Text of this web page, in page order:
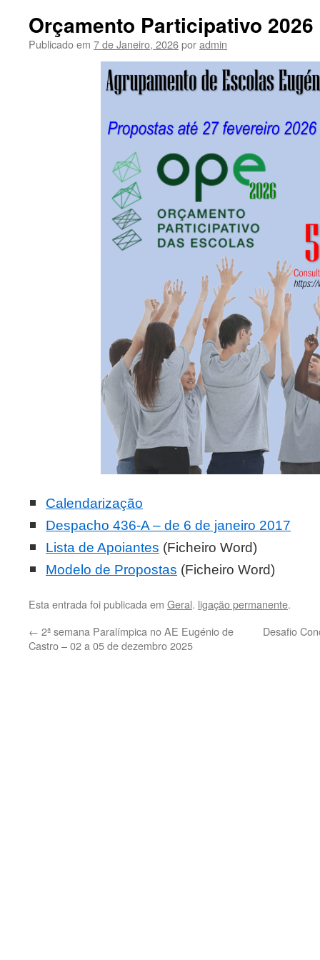
Orçamento Participativo 2026
Publicado em 7 de Janeiro, 2026poradmin
Calendarização
Despacho 436-A – de 6 de janeiro 2017
Lista de Apoiantes (Ficheiro Word)
Modelo de Propostas (Ficheiro Word)
Esta entrada foi publicada em Geral. ligação permanente.
← 2ª semana Paralímpica no AE Eugénio de
Castro – 02 a 05 de dezembro 2025
Desafio